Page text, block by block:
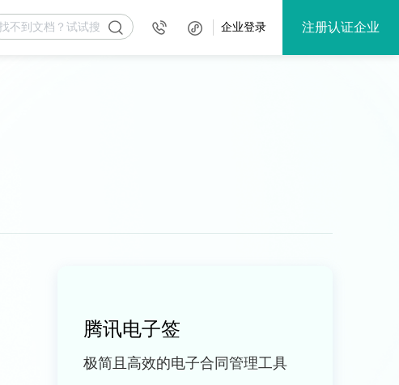
企业登录 注册认证企业
腾讯电子签
极简且高效的电子合同管理工具